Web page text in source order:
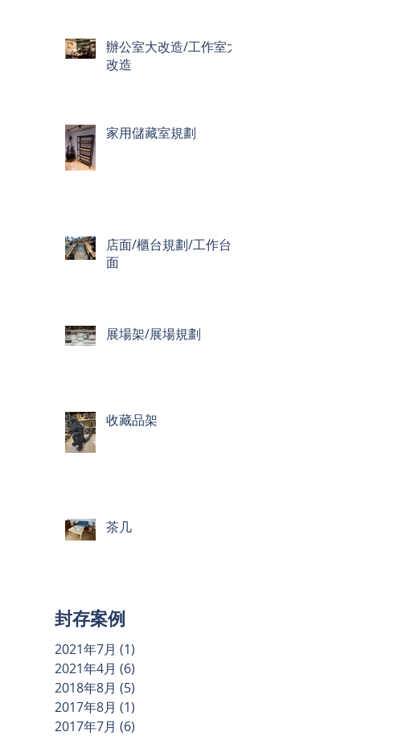
辦公室大改造/工作室大
改造
家用儲藏室規劃
店面/櫃台規劃/工作台
面
展場架/展場規劃
收藏品架
茶几
封存案例
2021年7月 (1)
2021年4月 (6)
2018年8月 (5)
2017年8月 (1)
2017年7月 (6)